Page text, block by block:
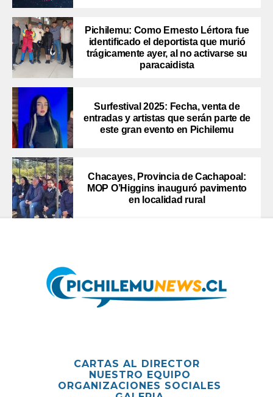
Pichilemu: Como Ernesto Lértora fue
identificado el deportista que murió
trágicamente ayer, al no activarse su
paracaidista
Surfestival 2025: Fecha, venta de
entradas y artistas que serán parte de
este gran evento en Pichilemu
Chacayes, Provincia de Cachapoal:
MOP O’Higgins inauguró pavimento
en localidad rural
CARTAS AL DIRECTOR
NUESTRO EQUIPO
ORGANIZACIONES SOCIALES